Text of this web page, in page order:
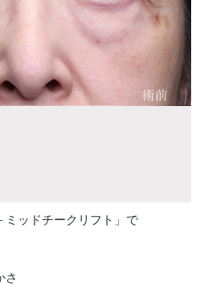
ミッドチークリフト」で
さ